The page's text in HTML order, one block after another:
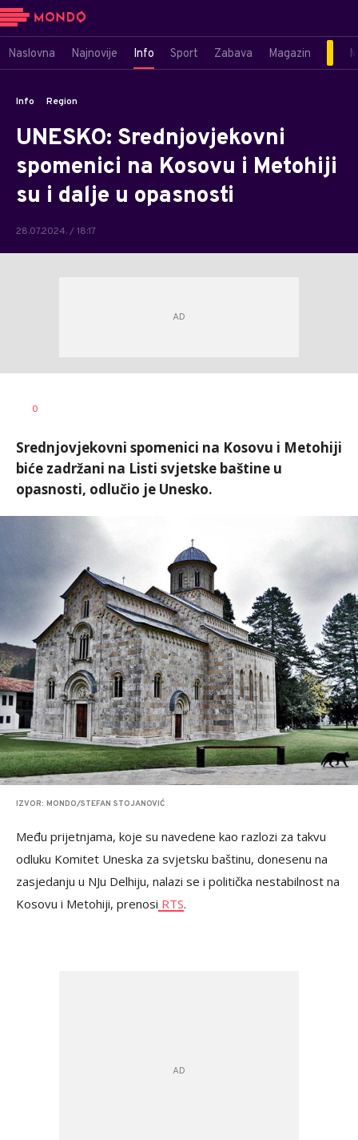
Naslovna Najnovije Info Sport Zabava Magazin
Info Region
UNESKO: Srednjovjekovni
spomenici na Kosovu i Metohiji
su i dalje u opasnosti
28.07.2024. / 18:17
AUTOR
0
Srednjovjekovni spomenici na Kosovu i Metohiji
biće zadržani na Listi svjetske baštine u
opasnosti, odlučio je Unesko.
IZVOR: MONDO/STEFAN STOJANOVIĆ
Među prijetnjama, koje su navedene kao razlozi za takvu
odluku Komitet Uneska za svjetsku baštinu, donesenu na
zasjedanju u NJu Delhiju, nalazi se i politička nestabilnost na
Kosovu i Metohiji, prenosi RTS.